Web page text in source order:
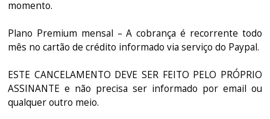
momento.
Plano Premium mensal – A cobrança é recorrente todo
mês no cartão de crédito informado via serviço do Paypal.
ESTE CANCELAMENTO DEVE SER FEITO PELO PRÓPRIO
ASSINANTE e não precisa ser informado por email ou
qualquer outro meio.